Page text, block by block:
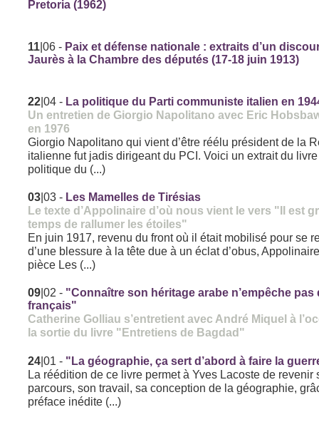
Pretoria (1962)
11 |06 - Paix et défense nationale : extraits d’un
Jaurès à la Chambre des députés (17-18 juin 1913)
22 |04 - La politique du Parti communiste italien en
Un entretien de Giorgio Napolitano avec Eric
en 1976
Giorgio Napolitano qui vient d’être réélu président de la
italienne fut jadis dirigeant du PCI. Voici un extrait du
politique du (...)
03 |03 - Les Mamelles de Tirésias
Le texte d’Appolinaire d’où nous vient le vers "Il est
temps de rallumer les étoiles"
En juin 1917, revenu du front où il était mobilisé pour se
d’une blessure à la tête due à un éclat d’obus,
pièce Les (...)
09 |02 - "Connaître son héritage arabe n’empêche pas
français"
Catherine Golliau s’entretient avec André Miquel à
la sortie du livre "Entretiens de Bagdad"
24 |01 - "La géographie, ça sert d’abord à faire la
La réédition de ce livre permet à Yves Lacoste de revenir
parcours, son travail, sa conception de la géographie,
préface inédite (...)